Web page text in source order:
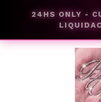
24HS ONLY -